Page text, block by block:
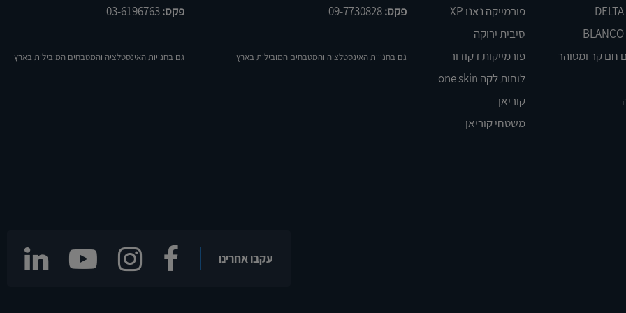
חם קר ומטוהר
פורמייקה נאנו XP
סיבית ירוקה
פורמייקות דקודור
לוחות לקה one skin
קוריאן
משטחי קוריאן
פקס:
גם בחנויות האינסטלציה והמטבחים המובילות בארץ
פקס:
גם בחנויות האינסטלציה והמטבחים המובילות בארץ
עקבו אחרינו